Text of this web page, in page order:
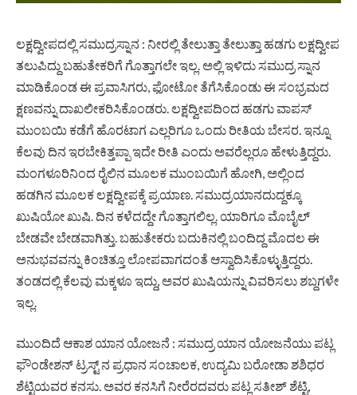
ಲಕ್ಷದ್ವೀಪದಲ್ಲಿ ಸಮುದ್ರಸ್ನಾನ : ನೀರಲ್ಲಿ ತೇಲುತ್ತಾ ತೇಲುತ್ತಾ ಹಡಗು ಲಕ್ಷದ್ವೀಪ
ತಲುಪಿದ್ದು ಬಹುತೇಕರಿಗೆ ಗೊತ್ತಾಗಲೇ ಇಲ್ಲ. ಅಲ್ಲಿ ಇಳಿದು ಸಮುದ್ರ ಸ್ನಾನ
ಮಾಡಿಕೊಂಡ ಈ ಪ್ರವಾಸಿಗರು, ಫೋಟೋ ತೆಗೆಸಿಕೊಂಡು ಈ ಸಂಭ್ರಮದ
ಕ್ಷಣವನ್ನು ದಾಖಲೀಕರಿಸಿಕೊಂಡರು. ಲಕ್ಷದ್ವೀಪದಿಂದ ಹಡಗು ವಾಪಸ್‌
ಮುಂಬಯಿ ಕಡೆಗೆ ಹೊರಟಾಗ ಎಲ್ಲರಿಗೂ ಒಂದು ರೀತಿಯ ಬೇಸರ. ಇನ್ನೂ
ಕೆಲವು ದಿನ ಇರಬೇಕಿತ್ತಪ್ಪಾ ಇದೇ ರೀತಿ ಎಂದು ಅವರೆಲ್ಲರೂ ಹೇಳುತ್ತಿದ್ದರು.
ಮಂಗಳೂರಿನಿಂದ ರೈಲಿನ ಮೂಲಕ ಮುಂಬಯಿಗೆ ಹೋಗಿ, ಅಲ್ಲಿಂದ
ಹಡಗಿನ ಮೂಲಕ ಲಕ್ಷದ್ವೀಪಕ್ಕೆ ಪ್ರಯಾಣ. ಸಮುದ್ರಯಾನದುದ್ದಕ್ಕೂ
ಖುಷಿಯೋ ಖುಷಿ. ದಿನ ಕಳೆದದ್ದೇ ಗೊತ್ತಾಗಲಿಲ್ಲ. ಯಾರಿಗೂ ಮೊಬೈಲ್‌
ಬೇಡವೇ ಬೇಡವಾಗಿತ್ತು. ಬಹುತೇಕರು ಬದುಕಿನಲ್ಲಿ ಬಂದಿದ್ದ ಮೊದಲ ಈ
ಅನುಭವವನ್ನು ಕಿಂಚಿತ್ತೂ ಲೋಪವಾಗದಂತೆ ಆಸ್ವಾದಿಸಿಕೊಳ್ಳುತ್ತಿದ್ದರು.
ತಂಡದಲ್ಲಿ ಕೆಲವು ಮಕ್ಕಳೂ ಇದ್ದು, ಅವರ ಖುಷಿಯನ್ನು ವಿವರಿಸಲು ಶಬ್ದಗಳೇ
ಇಲ್ಲ.
ಮುಂದಿದೆ ಆಕಾಶ ಯಾನ ಯೋಜನೆ : ಸಮುದ್ರ ಯಾನ ಯೋಜನೆಯು ಪಟ್ಲ
ಫೌಂಡೇಶನ್ ಟ್ರಸ್ಟ್ ನ ಪ್ರಧಾನ ಸಂಚಾಲಕ, ಉದ್ಯಮಿ ಬರೋಡಾ ಶಶಿಧರ
ಶೆಟ್ಟಿಯವರ ಕನಸು. ಅವರ ಕನಸಿಗೆ ನೀರೆರದವರು ಪಟ್ಲ ಸತೀಶ್ ಶೆಟ್ಟಿ,